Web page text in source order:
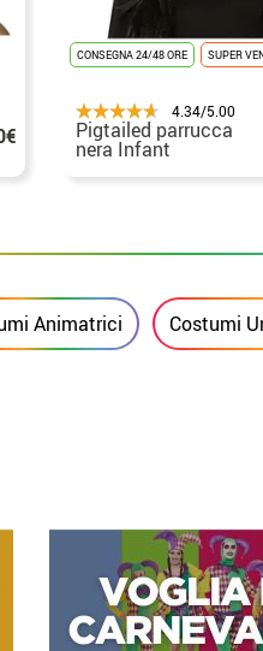
CONSEGNA 24/48 ORE SUPER
4.34/5.00
Pigtailed parrucca
nera Infant
Animatrici Costumi